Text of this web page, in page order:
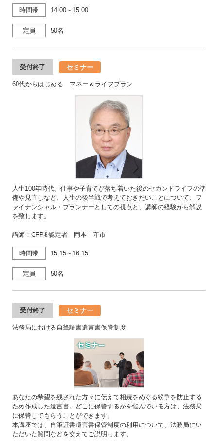
時間帯 14:00～15:00
定員 50名
受付終了 セミナー
60代からはじめる マネー＆ライフプラン
人生100年時代、仕事や子育てが落ち着いた後のセカンドライフの準
備や見直しなど、人生の後半戦で考えておきたいことについて、フ
ァイナンシャル・プランナーとしての視点と、講師の経験から解説
を致します。
講師：CFP®認定者 岡本 守市
時間帯 15:15～16:15
定員 50名
受付終了 セミナー
法務局における自筆証書遺言書保管制度
あなたの希望を残された方々に伝えて相続をめぐる紛争を防止する
ため作成した遺言書。どこに保管するかを悩んでいる方は、法務局
に保管してもらうことができます。
本講座では、自筆証書遺言書保管制度の利用について、法務局にい
ただいた質問などを交えてご説明します。